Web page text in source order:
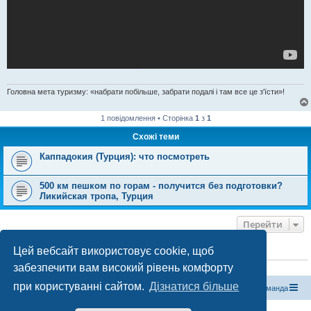
Цей вебсайт використовує cookie, щоб
забезпечити вам високий рівень комфорту
при користуванні сайтом. Дізнатися більше
Головна мета туризму: «набрати побільше, забрати подалі і там все це з'їсти»!
1 повідомлення • Сторінка 1 з 1
Схожі теми
Каппадокия (Турция): что посмотреть
500 км пешком по горам - получится без подготовки?
Ликийская тропа, Турция
Перейти
ХТО ЗАРАЗ ОНЛАЙН
Зараз переглядають цей форум:ClaudeBot [бот ШІ]і 0 гостей
Магазин спорядження Туристичний форум «Рюкзак» Команда